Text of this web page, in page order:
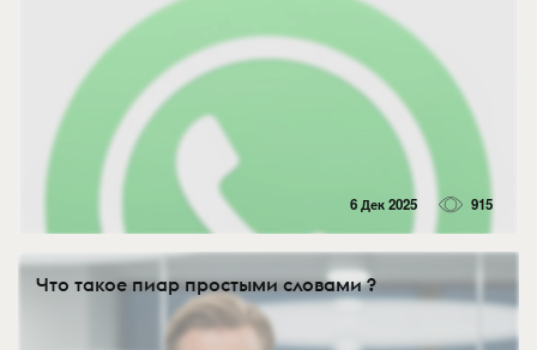
6 Дек 2025 915
Что такое пиар простыми словами ?